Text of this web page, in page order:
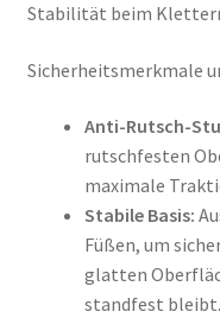
Stabilität beim
Sicherheitsmerkmale
Anti-Rutsch-
rutschfesten
maximale
Stabile Basis:
Füßen, um
glatten
standfest bleibt.